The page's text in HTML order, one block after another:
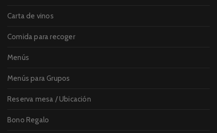
Carta de vinos
Comida para recoger
Menús
Menús para Grupos
Reserva mesa / Ubicación
Bono Regalo